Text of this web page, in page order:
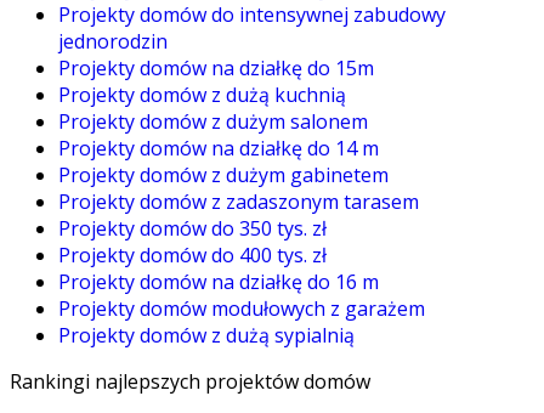
Projekty domów do intensywnej zabudowy
jednorodzin
Projekty domów na działkę do 15m
Projekty domów z dużą kuchnią
Projekty domów z dużym salonem
Projekty domów na działkę do 14 m
Projekty domów z dużym gabinetem
Projekty domów z zadaszonym tarasem
Projekty domów do 350 tys. zł
Projekty domów do 400 tys. zł
Projekty domów na działkę do 16 m
Projekty domów modułowych z garażem
Projekty domów z dużą sypialnią
Rankingi najlepszych projektów domów